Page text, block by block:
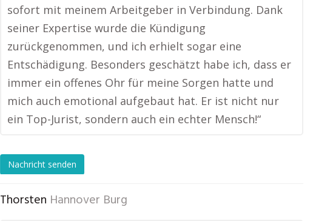
sofort mit meinem Arbeitgeber in Verbindung. Dank
seiner Expertise wurde die Kündigung
zurückgenommen, und ich erhielt sogar eine
Entschädigung. Besonders geschätzt habe ich, dass er
immer ein offenes Ohr für meine Sorgen hatte und
mich auch emotional aufgebaut hat. Er ist nicht nur
ein Top-Jurist, sondern auch ein echter Mensch!“
Nachricht senden
Thorsten Hannover Burg